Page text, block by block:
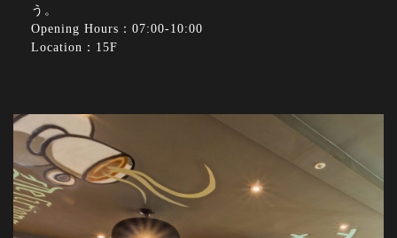
う。
Opening Hours：07:00-10:00
Location：15F